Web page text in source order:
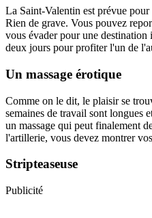
La Saint-Valentin est prévue
Rien de grave. Vous pouvez
vous évader pour une
deux jours pour profiter l'un de
Un massage érotique
Comme on le dit, le plaisir se
semaines de travail sont longues
un massage qui peut finalement
l'artillerie, vous devez montrer
Stripteaseuse
Publicité